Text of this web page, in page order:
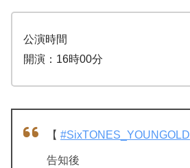
公演時間
開演：16時00分
【 #SixTONES_YOUNGOLD
告知後